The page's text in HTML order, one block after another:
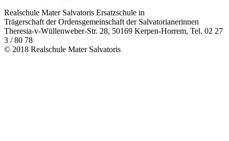
Realschule Mater Salvatoris Ersatzschule in
Trägerschaft der Ordensgemeinschaft der Salvatorianerinnen
Theresia-v-Wüllenweber-Str. 28, 50169 Kerpen-Horrem, Tel. 02 27
3 / 80 78
© 2018 Realschule Mater Salvatoris